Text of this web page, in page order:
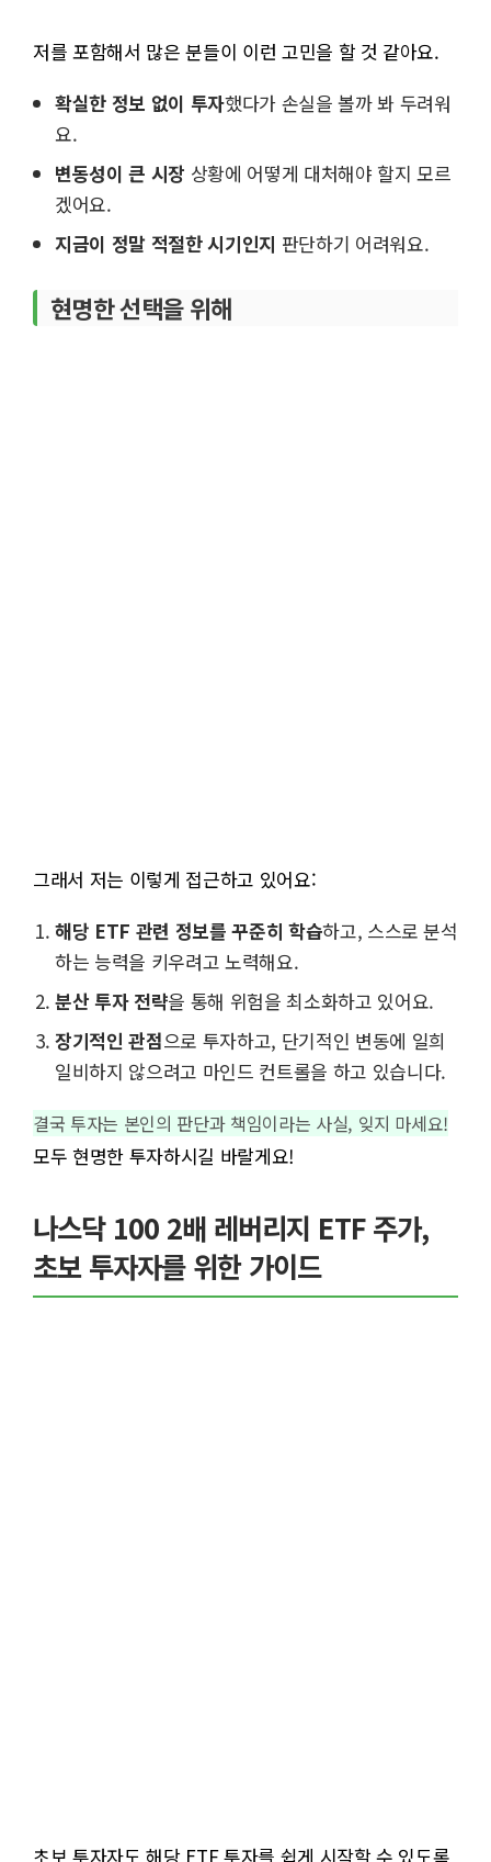
저를 포함해서 많은 분들이 이런 고민을 할 것 같아요.
확실한 정보 없이 투자했다가 손실을 볼까 봐 두려워
요.
변동성이 큰 시장 상황에 어떻게 대처해야 할지 모르
겠어요.
지금이 정말 적절한 시기인지 판단하기 어려워요.
현명한 선택을 위해
그래서 저는 이렇게 접근하고 있어요:
해당 ETF 관련 정보를 꾸준히 학습하고, 스스로 분석
하는 능력을 키우려고 노력해요.
분산 투자 전략을 통해 위험을 최소화하고 있어요.
장기적인 관점으로 투자하고, 단기적인 변동에 일희
일비하지 않으려고 마인드 컨트롤을 하고 있습니다.
결국 투자는 본인의 판단과 책임이라는 사실, 잊지 마세요!
모두 현명한 투자하시길 바랄게요!
나스닥 100 2배 레버리지 ETF 주가,
초보 투자자를 위한 가이드
초보 투자자도 해당 ETF 투자를 쉽게 시작할 수 있도록